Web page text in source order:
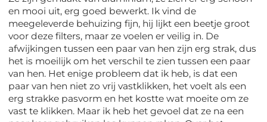
en mooi uit, erg goed bewerkt. Ik vind de
meegeleverde behuizing fijn, hij lijkt een beetje groot
voor deze filters, maar ze voelen er veilig in. De
afwijkingen tussen een paar van hen zijn erg strak, dus
het is moeilijk om het verschil te zien tussen een paar
van hen. Het enige probleem dat ik heb, is dat een
paar van hen niet zo vrij vastklikken, het voelt als een
erg strakke pasvorm en het kostte wat moeite om ze
vast te klikken. Maar ik heb het gevoel dat ze na een